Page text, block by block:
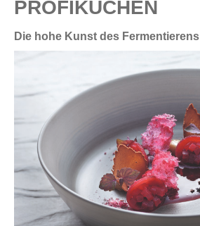
PROFIKÜCHEN
Die hohe Kunst des Fermentierens